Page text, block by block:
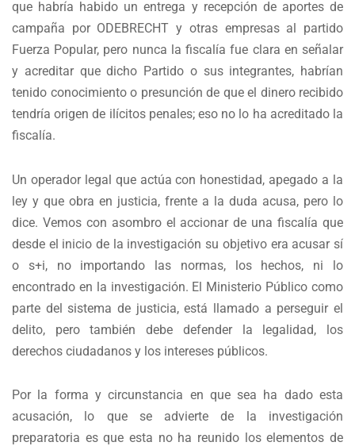
que habría habido un entrega y recepción de aportes de
campaña por ODEBRECHT y otras empresas al partido
Fuerza Popular, pero nunca la fiscalía fue clara en señalar
y acreditar que dicho Partido o sus integrantes, habrían
tenido conocimiento o presunción de que el dinero recibido
tendría origen de ilícitos penales; eso no lo ha acreditado la
fiscalía.
Un operador legal que actúa con honestidad, apegado a la
ley y que obra en justicia, frente a la duda acusa, pero lo
dice. Vemos con asombro el accionar de una fiscalía que
desde el inicio de la investigación su objetivo era acusar sí
o s+i, no importando las normas, los hechos, ni lo
encontrado en la investigación. El Ministerio Público como
parte del sistema de justicia, está llamado a perseguir el
delito, pero también debe defender la legalidad, los
derechos ciudadanos y los intereses públicos.
Por la forma y circunstancia en que sea ha dado esta
acusación, lo que se advierte de la investigación
preparatoria es que esta no ha reunido los elementos de